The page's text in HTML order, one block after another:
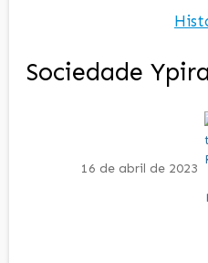
Sociedade
16 de abril de 2023